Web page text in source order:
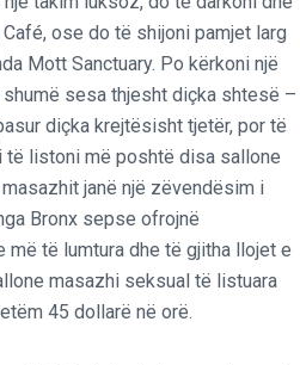
ose do të shijoni pamjet larg
Mott Sanctuary. Po kërkoni një
sesa thjesht diçka shtesë –
diçka krejtësisht tjetër, por të
të listoni më poshtë disa sallone
janë një zëvendësim i
Bronx sepse ofrojnë
të lumtura dhe të gjitha llojet e
masazhi seksual të listuara
45 dollarë në orë.